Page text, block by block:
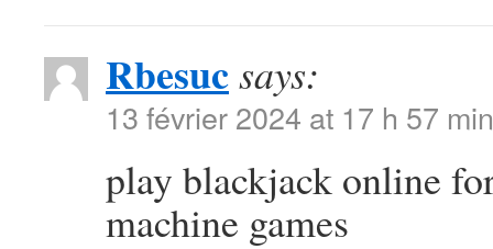
Rbesucsays:
13 février 2024 at 17 h 57 min
play blackjack online
machine games